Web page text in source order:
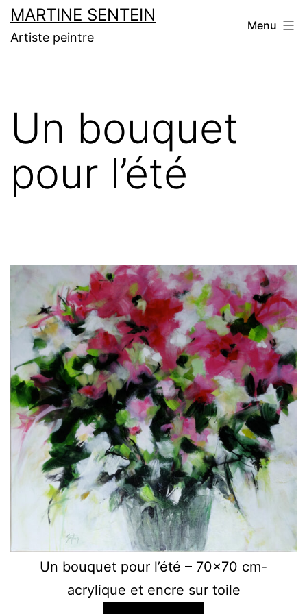
Aller
au
MARTINE SENTEIN
Artiste peintre
Menu
Un bouquet
pour l’été
Un bouquet pour l’été – 70×70 cm-
acrylique et encre sur toile